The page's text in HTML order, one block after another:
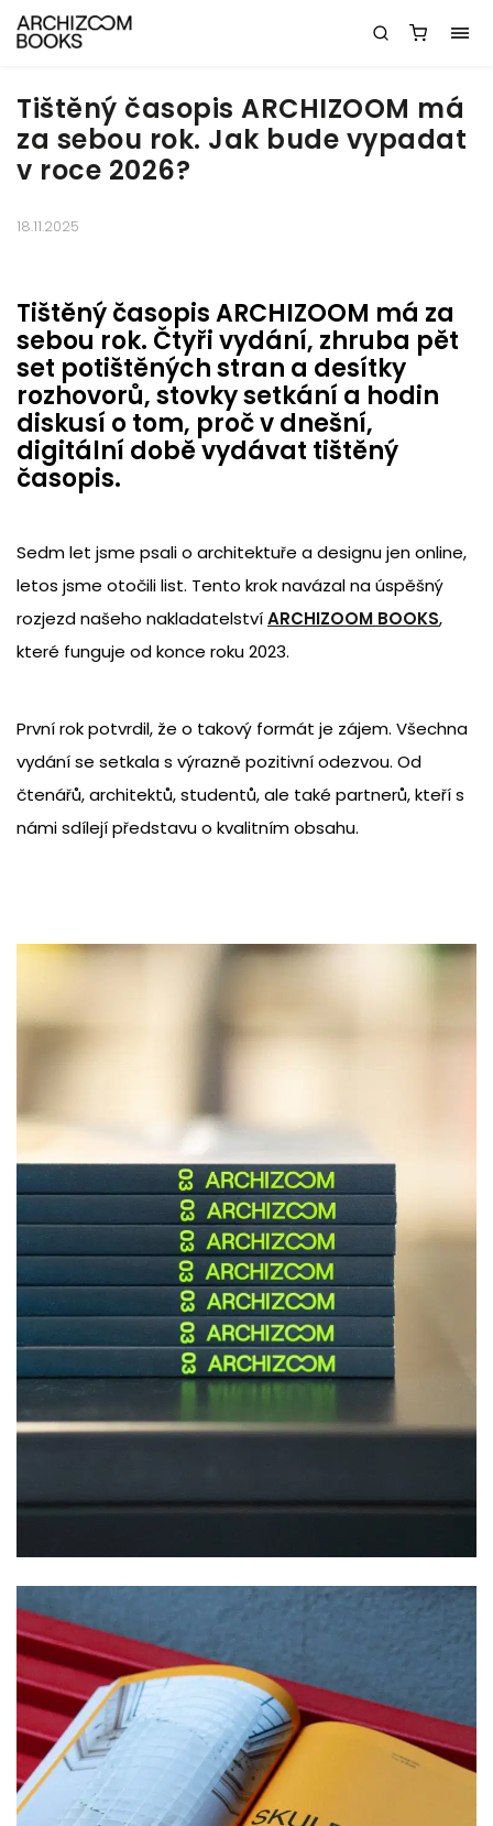
Tištěný časopis ARCHIZOOM má
za sebou rok. Jak bude vypadat
v roce 2026?
18.11.2025
Tištěný časopis ARCHIZOOM má za
sebou rok. Čtyři vydání, zhruba pět
set potištěných stran a desítky
rozhovorů, stovky setkání a hodin
diskusí o tom, proč v dnešní,
digitální době vydávat tištěný
časopis.
Sedm let jsme psali o architektuře a designu jen online,
letos jsme otočili list. Tento krok navázal na úspěšný
rozjezd našeho nakladatelstvíARCHIZOOM BOOKS,
které funguje od konce roku 2023.
První rok potvrdil, že o takový formát je zájem. Všechna
vydání se setkala s výrazně pozitivní odezvou. Od
čtenářů, architektů, studentů, ale také partnerů, kteří s
námi sdílejí představu o kvalitním obsahu.